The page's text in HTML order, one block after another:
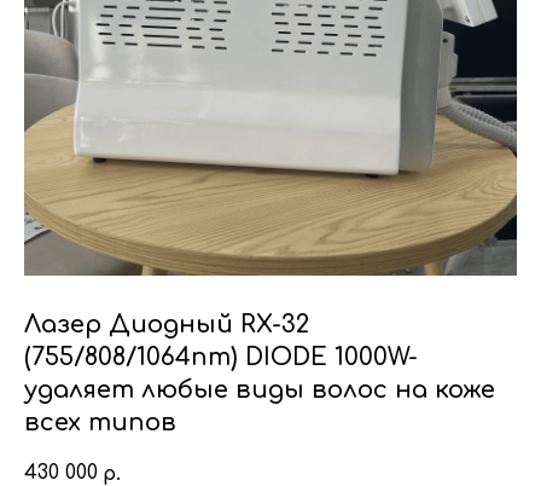
Лазер Диодный RX-32
(755/808/1064nm) DIODE 1000W-
удаляет любые виды волос на коже
всех типов
430 000 р.